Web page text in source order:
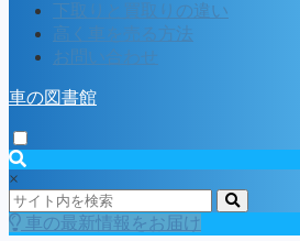
下取りと買取りの違い
高く車を売る方法
お問い合わせ
車の図書館
×
車の最新情報をお届け